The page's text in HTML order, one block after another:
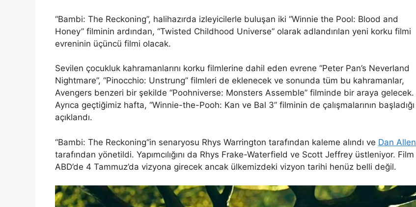
“Bambi: The Reckoning”, halihazırda izleyicilerle buluşan iki “Winnie the Pool: Blood and
Honey” filminin ardından, “Twisted Childhood Universe” olarak adlandırılan yeni korku filmi
evreninin üçüncü filmi olacak.
Sevilen çocukluk kahramanlarını korku filmlerine dahil eden evrene “Peter Pan’s Neverland
Nightmare”, “Pinocchio: Unstrung” filmleri de eklenecek ve sonunda tüm bu kahramanlar,
Avengers benzeri bir şekilde “Poohniverse: Monsters Assemble” filminde bir araya gelecek.
Ayrıca geçtiğimiz hafta, “Winnie-the-Pooh: Kan ve Bal 3” filminin de çalışmalarının başladığı
açıklandı.
“Bambi: The Reckoning“in senaryosu Rhys Warrington tarafından kaleme alındı ve Dan Allen
tarafından yönetildi. Yapımcılığını da Rhys Frake-Waterfield ve Scott Jeffrey üstleniyor. Film
ABD’de 4 Tammuz’da vizyona girecek ancak ülkemizdeki vizyon tarihi henüz belli değil.